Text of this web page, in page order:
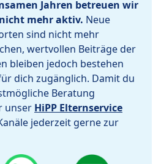
Jahren betreuen wir
mehr aktiv. Neue
sind nicht mehr
wertvollen Beiträge der
bleiben jedoch bestehen
dich zugänglich. Damit du
Beratung
unser HiPP Elternservice
jederzeit gerne zur